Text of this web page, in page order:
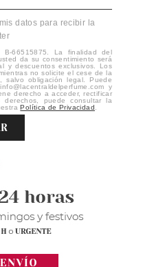
datos para recibir la
B-66515875. La finalidad del
da su consentimiento será
y descuentos exclusivos. Los
no solicite el cese de la
salvo obligación legal. Puede
y
derecho a acceder, rectificar
puede consultar la
Política de Privacidad